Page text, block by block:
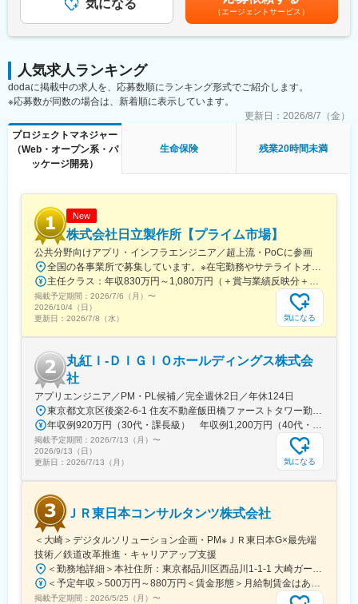
ングカンパニーとなっています。
また、生命保険業界でもトップクラスのDX活用を推進しており、
DX認定事業者第一号として認定されています。システム部門には
高く、社員を大切にする日系的特徴を併せ持った会社です。
変更の範囲：会社の定める業務
・新規案件等の要件調整（ユーザー（社員）折衝、課題抽出、提
・開発ベンダー（常駐要員含む）進捗管理
・各種レポート、報告書の作成
組織はマネジメントを含め6名で構成されており、全員が中途入社
です。
全員がPMとしてプロジェクトを推進しており、主体性を持って働
いています。今後は30代前後の中核人材・即戦力人材の採用・強
■企業特徴
当社は社長であっても「さん」付けで呼ぶ、役職を超えたフラッ
トな文化が特徴です。新卒採用を行っておらず、全員中途入社の
ため様々な価値観を認め合い互いを尊敬し合う風土があります。
また、残業を美徳とする文化はなく、可能な限り残業せず早く帰
る社風は外資系ならではです。
■入社後
メンバーに確認できるような環境です。始めは小規模の案件から
取り組んでいただき、徐々に大きい規模の案件をお任せしていく
想定です。
■働き方
・就業時刻は9:00～17:00、月残業平均20Hのため18:00には退社
する社員が多い環境です。
・週3日の在宅勤務が可能です。(OJT期間は原則出社／個々人の
い、前日早上がりで翌日は午前中就業です。
変更の範囲：会社の定める業務
変動します（残業手当は1分単位で計算）。・管理職採用の場合は
残業代支給無し賃金はあくまでも目安の金額であり、選考を通じ
て上下する可能性があります。月給(月額)は固定手当を含めた表記
気になる
（エージェントサービス）
人気求人ランキング
dodaに掲載中の求人を、応募数順にランキング形式でご紹介します。
※応募数が同数の場合は、新着順に表示しています。
更新日： 2026/8/7（金）
プロジェクトマネジャー
（Web・オープン系・パ
ッケージ開発）
生命保険 残業20時間未満
New
株式会社日立製作所【プライム市場】
公共分野向けアプリ・インフラエンジニア／超上流・PoCに参画
掲載予定期間： 2026/7/6（月） 〜
2026/10/4（日）
更新日： 2026/7/8（水） 気になる
丸紅Ｉ‐ＤＩＧＩＯホールディングス株式会
社
アプリエンジニア／PM・PL候補／完全週休2日／年休124日
掲載予定期間： 2026/7/13（月） 〜
2026/9/13（日）
更新日： 2026/7/13（月） 気になる
ＪＲ東日本コンサルタンツ株式会社
＜大崎＞デジタルソリューション企画・PM※ＪＲ東日本G×最先端
技術／鉄道改革推進・キャリアアップ支援
掲載予定期間： 2026/5/25（月） 〜